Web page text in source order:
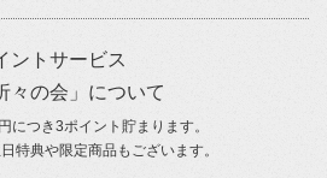
ントサービス
々の会」について
につき3ポイント貯まります。
特典や限定商品もございます。